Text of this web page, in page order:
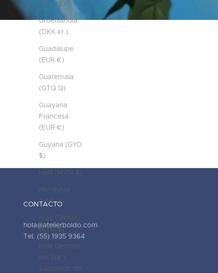
(XCD $)
Groenlandia
(DKK kr.)
Guadalupe
(EUR €)
Guatemala
(GTQ Q)
Guayana
Francesa
(EUR €)
Guyana (GYD
$)
Haití (MXN $)
Honduras
(HNL L)
Islas Caimán
(KYD $)
Islas Georgia
del Sur y
Sandwich del
CONTACTO
hola@atelierboldo.com
Tel. (55) 1935 9364